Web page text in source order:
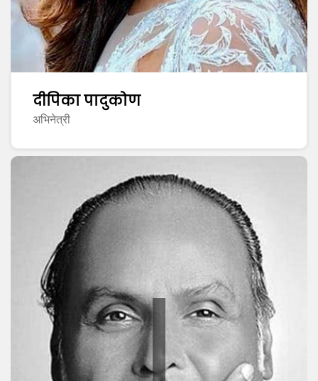
दीपिका पादुकोण
अभिनेत्री